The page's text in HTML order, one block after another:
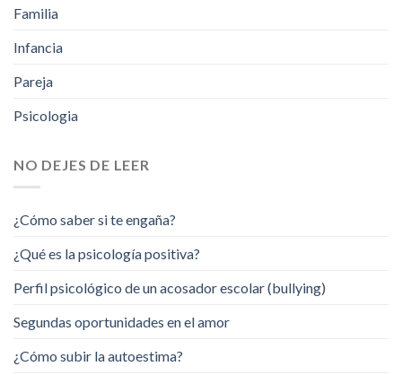
Familia
Infancia
Pareja
Psicologia
NO DEJES DE LEER
¿Cómo saber si te engaña?
¿Qué es la psicología positiva?
Perfil psicológico de un acosador escolar (bullying)
Segundas oportunidades en el amor
¿Cómo subir la autoestima?